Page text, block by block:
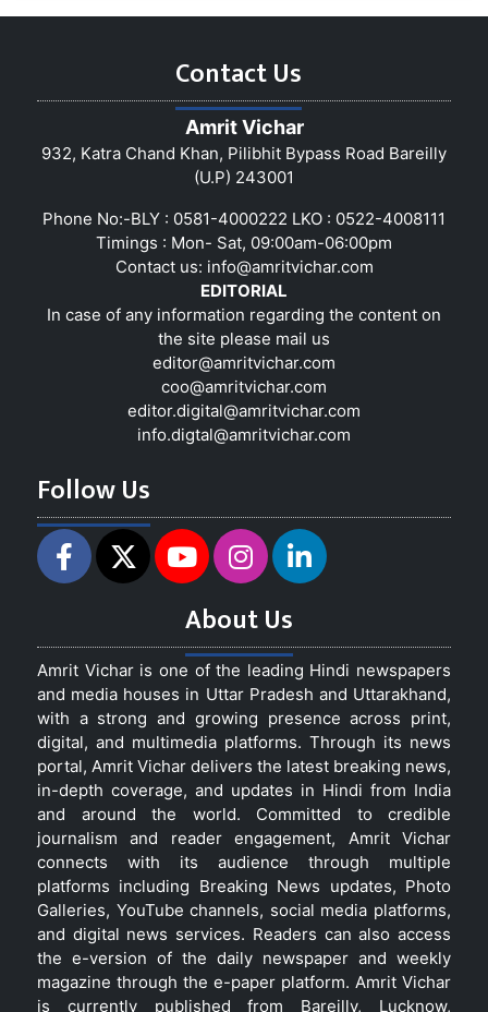
Contact Us
Amrit Vichar
932, Katra Chand Khan, Pilibhit Bypass Road Bareilly
(U.P) 243001
Phone No:-BLY : 0581-4000222 LKO : 0522-4008111
Timings : Mon- Sat, 09:00am-06:00pm
Contact us: info@amritvichar.com
EDITORIAL
In case of any information regarding the content on
the site please mail us
editor@amritvichar.com
coo@amritvichar.com
editor.digital@amritvichar.com
info.digtal@amritvichar.com
Follow Us
About Us
Amrit Vichar is one of the leading Hindi newspapers
and media houses in Uttar Pradesh and Uttarakhand,
with a strong and growing presence across print,
digital, and multimedia platforms. Through its news
portal, Amrit Vichar delivers the latest breaking news,
in-depth coverage, and updates in Hindi from India
and around the world. Committed to credible
journalism and reader engagement, Amrit Vichar
connects with its audience through multiple
platforms including Breaking News updates, Photo
Galleries, YouTube channels, social media platforms,
and digital news services. Readers can also access
the e-version of the daily newspaper and weekly
magazine through the e-paper platform. Amrit Vichar
is currently published from Bareilly, Lucknow,